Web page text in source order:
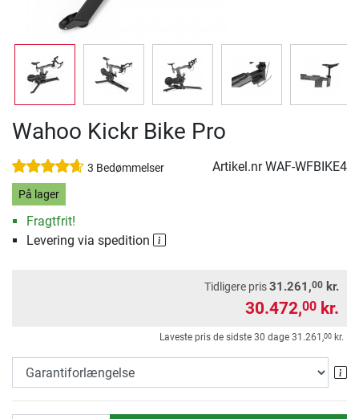
Wahoo Kickr Bike Pro
3 Bedømmelser Artikel.nrWAF-WFBIKE4
På lager
Fragtfrit!
Levering via spedition
Tidligere pris31.261,00 kr.
30.472,00 kr.
Laveste pris de sidste 30 dage 31.261,00 kr.